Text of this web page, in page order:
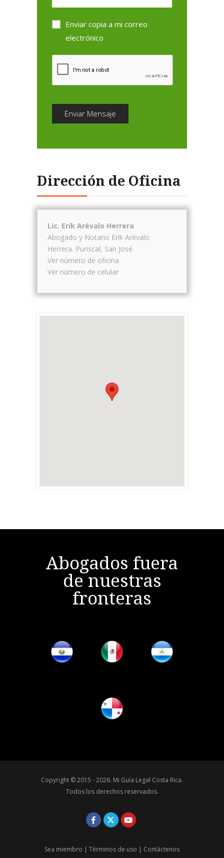
Enviar copia a mi correo
electrónico
Enviar Mensaje
Dirección de Oficina
Lic. Erik Arévalo Herrera
Abogado y Notario Erik Arévalo
Herrera. Puriscal, San José.
Ver número de oficina
Ver número de celular
Abogados fuera
de nuestras
fronteras
Copyright © 2015 - 2026. Mi Guía Legal Costa Rica.
Todos los derechos reservados.
Sea miembro | Términos de uso | Contáctenos